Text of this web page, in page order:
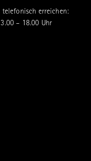
telefonisch erreichen:
– 18.00 Uhr